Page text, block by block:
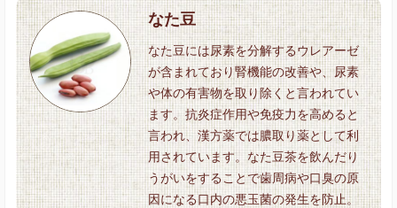
なた豆
なた豆には尿素を分解するウレアーゼ
が含まれており腎機能の改善や、尿素
や体の有害物を取り除くと言われてい
ます。抗炎症作用や免疫力を高めると
言われ、漢方薬では膿取り薬として利
用されています。なた豆茶を飲んだり
うがいをすることで歯周病や口臭の原
因になる口内の悪玉菌の発生を防止。